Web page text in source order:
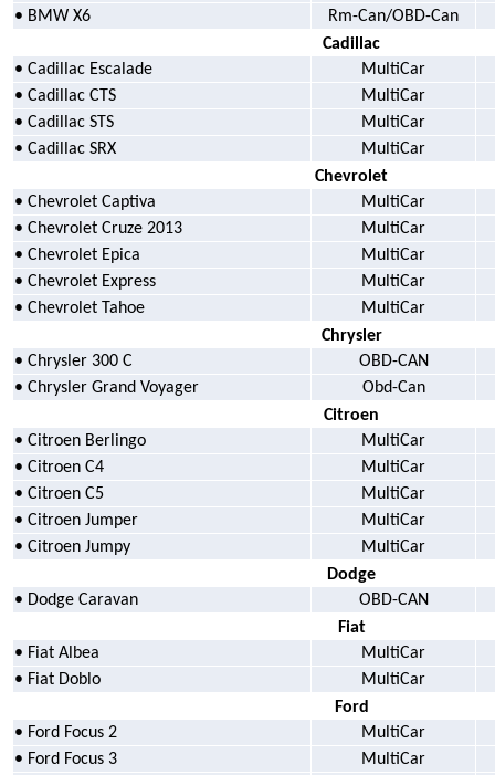
• BMW X6
Rm-Can/OBD-Can
Cadillac
• Cadillac Escalade
MultiCar
• Cadillac CTS
MultiCar
• Cadillac STS
MultiCar
• Cadillac SRX
MultiCar
Chevrolet
• Chevrolet Captiva
MultiCar
• Chevrolet Cruze 2013
MultiCar
• Chevrolet Epica
MultiCar
• Chevrolet Express
MultiCar
• Chevrolet Tahoe
MultiCar
Chrysler
• Chrysler 300 C
OBD-CAN
• Chrysler Grand Voyager
Obd-Can
Citroen
• Citroen Berlingo
MultiCar
• Citroen C4
MultiCar
• Citroen C5
MultiCar
• Citroen Jumper
MultiCar
• Citroen Jumpy
MultiCar
Dodge
• Dodge Caravan
OBD-CAN
Fiat
• Fiat Albea
MultiCar
• Fiat Doblo
MultiCar
Ford
• Ford Focus 2
MultiCar
• Ford Focus 3
MultiCar